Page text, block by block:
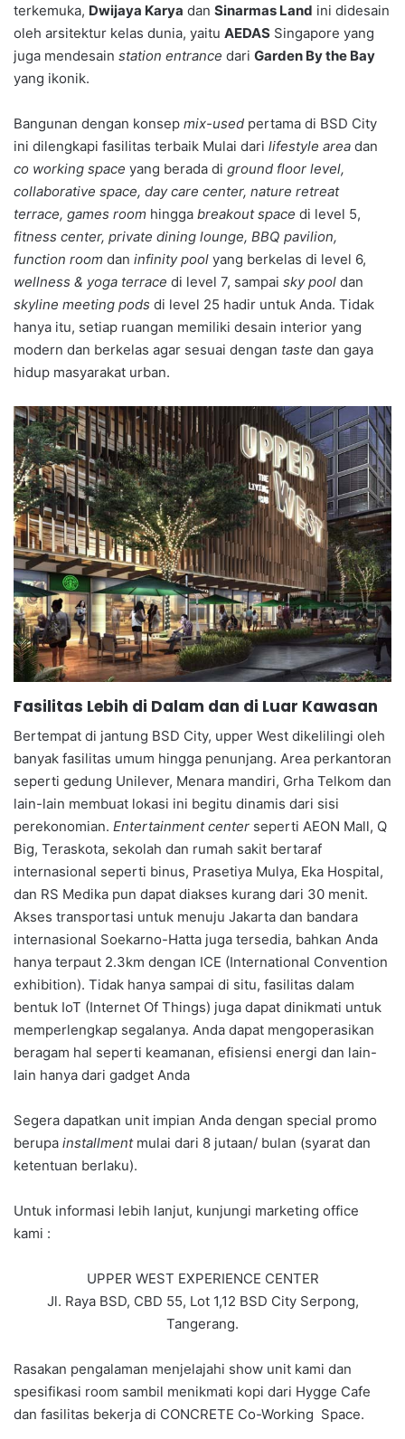
terkemuka, Dwijaya Karya dan Sinarmas Land ini didesain
oleh arsitektur kelas dunia, yaitu AEDAS Singapore yang
juga mendesain station entrance dari Garden By the Bay
yang ikonik.
Bangunan dengan konsep mix-used pertama di BSD City
ini dilengkapi fasilitas terbaik Mulai dari lifestyle area dan
co working space yang berada di ground floor level,
collaborative space, day care center, nature retreat
terrace, games room hingga breakout space di level 5,
fitness center, private dining lounge, BBQ pavilion,
function room dan infinity pool yang berkelas di level 6,
wellness & yoga terrace di level 7, sampai sky pool dan
skyline meeting pods di level 25 hadir untuk Anda. Tidak
hanya itu, setiap ruangan memiliki desain interior yang
modern dan berkelas agar sesuai dengan taste dan gaya
hidup masyarakat urban.
Fasilitas Lebih di Dalam dan di Luar Kawasan
Bertempat di jantung BSD City, upper West dikelilingi oleh
banyak fasilitas umum hingga penunjang. Area perkantoran
seperti gedung Unilever, Menara mandiri, Grha Telkom dan
lain-lain membuat lokasi ini begitu dinamis dari sisi
perekonomian. Entertainment center seperti AEON Mall, Q
Big, Teraskota, sekolah dan rumah sakit bertaraf
internasional seperti binus, Prasetiya Mulya, Eka Hospital,
dan RS Medika pun dapat diakses kurang dari 30 menit.
Akses transportasi untuk menuju Jakarta dan bandara
internasional Soekarno-Hatta juga tersedia, bahkan Anda
hanya terpaut 2.3km dengan ICE (International Convention
exhibition). Tidak hanya sampai di situ, fasilitas dalam
bentuk IoT (Internet Of Things) juga dapat dinikmati untuk
memperlengkap segalanya. Anda dapat mengoperasikan
beragam hal seperti keamanan, efisiensi energi dan lain-
lain hanya dari gadget Anda
Segera dapatkan unit impian Anda dengan special promo
berupa installmentmulai dari 8 jutaan/ bulan (syarat dan
ketentuan berlaku).
Untuk informasi lebih lanjut, kunjungi marketing office
kami :
UPPER WEST EXPERIENCE CENTER
Jl. Raya BSD, CBD 55, Lot 1,12 BSD City Serpong,
Tangerang.
Rasakan pengalaman menjelajahi show unit kami dan
spesifikasi room sambil menikmati kopi dari Hygge Cafe
dan fasilitas bekerja di CONCRETE Co-Working Space.